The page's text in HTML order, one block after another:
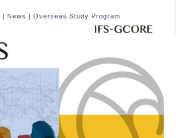
｜ News ｜ Overseas Study Program